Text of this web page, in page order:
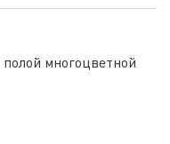
многоцветной